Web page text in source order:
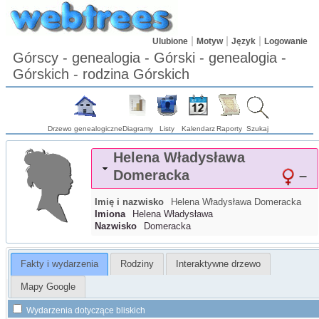
Ulubione Motyw Język Logowanie
Górscy - genealogia - Górski - genealogia -
Górskich - rodzina Górskich
Drzewo genealogiczneDiagramy Listy Kalendarz Raporty Szukaj
Helena Władysława
Domeracka
–
Imię i nazwisko Helena Władysława Domeracka
Imiona
Helena Władysława
Nazwisko
Domeracka
Fakty i wydarzenia Rodziny Interaktywne drzewo
Mapy Google
Wydarzenia dotyczące bliskich